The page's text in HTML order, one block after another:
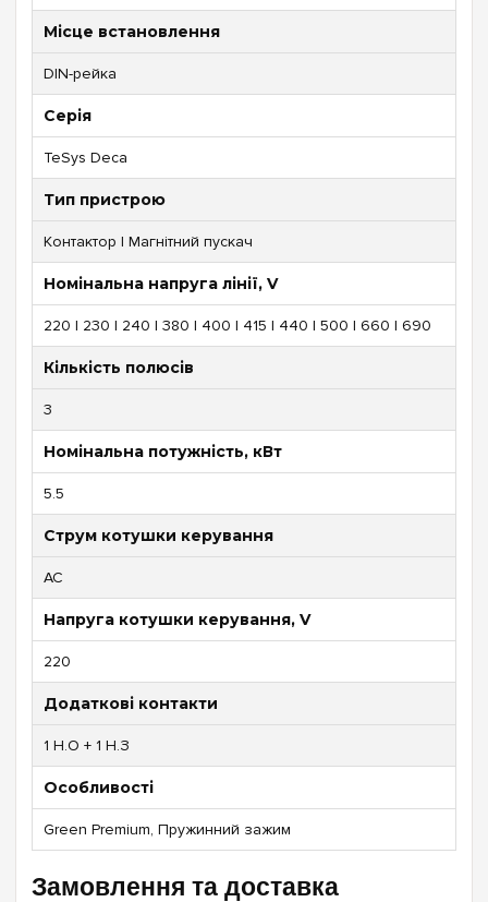
Місце встановлення
DIN-рейка
Серія
TeSys Deca
Тип пристрою
Контактор | Магнітний пускач
Номінальна напруга лінії, V
220 | 230 | 240 | 380 | 400 | 415 | 440 | 500 | 660 | 690
Кількість полюсів
3
Номінальна потужність, кВт
5.5
Струм котушки керування
AC
Напруга котушки керування, V
220
Додаткові контакти
1 Н.О + 1 Н.З
Особливості
Green Premium, Пружинний зажим
Замовлення та доставка